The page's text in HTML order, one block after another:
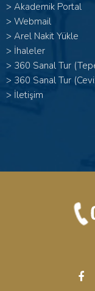
> Akademik Portal
> Webmail
> Arel Nakit Yükle
> İhaleler
> 360 Sanal Tur
> 360 Sanal Tur
> İletişim